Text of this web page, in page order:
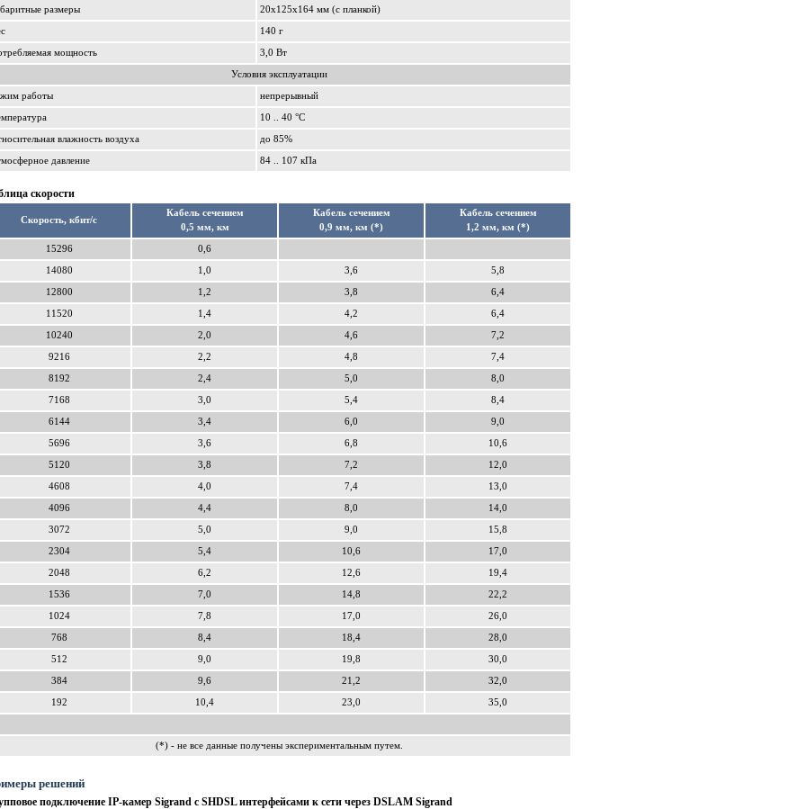
размеры 20x125x164 мм (с планкой)
140 г
мощность 3,0 Вт
Условия эксплуатации
работы непрерывный
10 .. 40 °С
влажность воздуха до 85%
давление 84 .. 107 кПа
скорости
Скорость, кбит/с
Кабель сечением
0,5 мм, км
Кабель сечением
0,9 мм, км (*)
Кабель сечением
1,2 мм, км (*)
15296 0,6
14080 1,0 3,6 5,8
12800 1,2 3,8 6,4
11520 1,4 4,2 6,4
10240 2,0 4,6 7,2
9216 2,2 4,8 7,4
8192 2,4 5,0 8,0
7168 3,0 5,4 8,4
6144 3,4 6,0 9,0
5696 3,6 6,8 10,6
5120 3,8 7,2 12,0
4608 4,0 7,4 13,0
4096 4,4 8,0 14,0
3072 5,0 9,0 15,8
2304 5,4 10,6 17,0
2048 6,2 12,6 19,4
1536 7,0 14,8 22,2
1024 7,8 17,0 26,0
768 8,4 18,4 28,0
512 9,0 19,8 30,0
384 9,6 21,2 32,0
192 10,4 23,0 35,0
(*) - не все данные получены экспериментальным путем.
решений
подключение IP-камер Sigrand c SHDSL интерфейсами к сети через DSLAM Sigrand